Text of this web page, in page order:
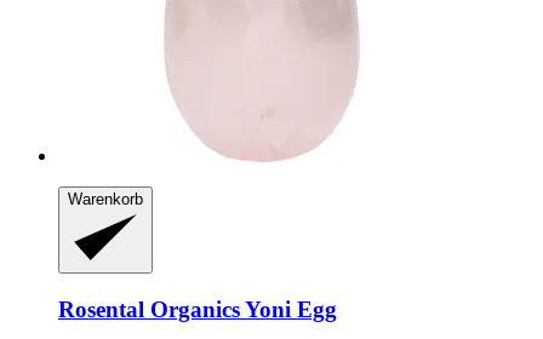
Warenkorb
Rosental OrganicsYoni Egg